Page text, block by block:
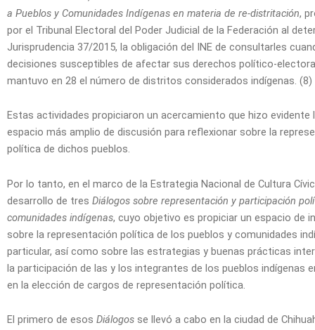
a Pueblos y Comunidades Indígenas en materia de re-distritación,
por el Tribunal Electoral del Poder Judicial de la Federación al
Jurisprudencia 37/2015, la obligación del INE de consultarles
decisiones susceptibles de afectar sus derechos político-
mantuvo en 28 el número de distritos considerados indígenas. (8)
Estas actividades propiciaron un acercamiento que hizo evidente
espacio más amplio de discusión para reflexionar sobre la
política de dichos pueblos.
Por lo tanto, en el marco de la Estrategia Nacional de Cultura
desarrollo de tres Diálogos sobre representación y participación
comunidades indígenas, cuyo objetivo es propiciar un espacio de
sobre la representación política de los pueblos y comunidades
particular, así como sobre las estrategias y buenas prácticas
la participación de las y los integrantes de los pueblos indígenas
en la elección de cargos de representación política.
El primero de esos Diálogos se llevó a cabo en la ciudad de